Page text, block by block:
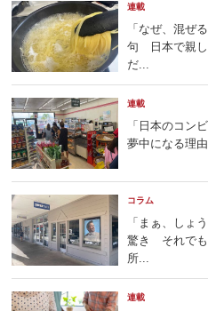
連載
「なぜ、混ぜ
句 日本で親し
だ...
連載
「日本のコン
夢中になる理
コラム
「まぁ、しょ
驚き それでも
所...
連載